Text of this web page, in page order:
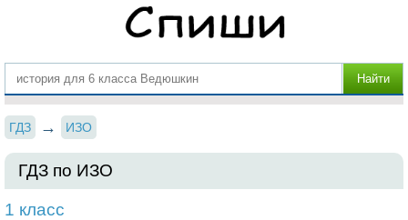
ГДЗ ИЗО
ГДЗ по ИЗО
1 класс